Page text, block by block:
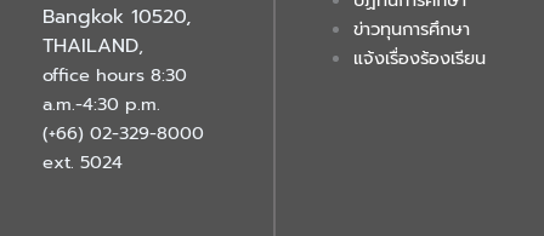
Bangkok 10520,
THAILAND,
office hours 8:30
a.m.-4:30 p.m.
(+66) 02-329-8000
ext. 5024
ข่าวทุนการศึกษา
แจ้งเรื่องร้องเรียน